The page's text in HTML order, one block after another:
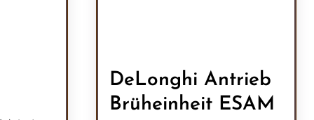
DeLonghi Antrieb
Brüheinheit ESAM